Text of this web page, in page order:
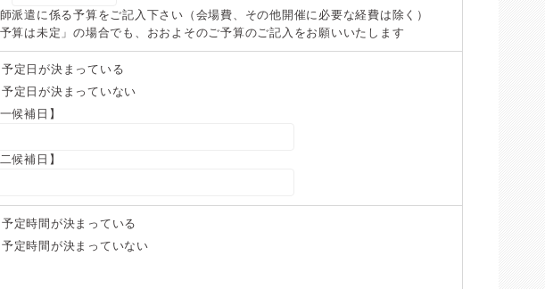
派遣に係る予算をご記入下さい（会場費、その他開催に必要な経費は除く）
算は未定」の場合でも、おおよそのご予算のご記入をお願いいたします
予定日が決まっている
予定日が決まっていない
一候補日】
二候補日】
予定時間が決まっている
予定時間が決まっていない